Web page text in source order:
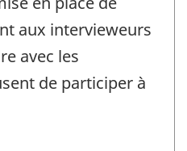
aux intervieweurs
avec les
de participer à